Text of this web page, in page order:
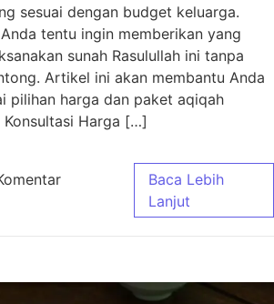
sesuai dengan budget keluarga.
tentu ingin memberikan yang
sunah Rasulullah ini tanpa
Artikel ini akan membantu Anda
pilihan harga dan paket aqiqah
Harga […]
Aqiqah Bandung Terbaik Se-
Baca Lebih
Lanjut